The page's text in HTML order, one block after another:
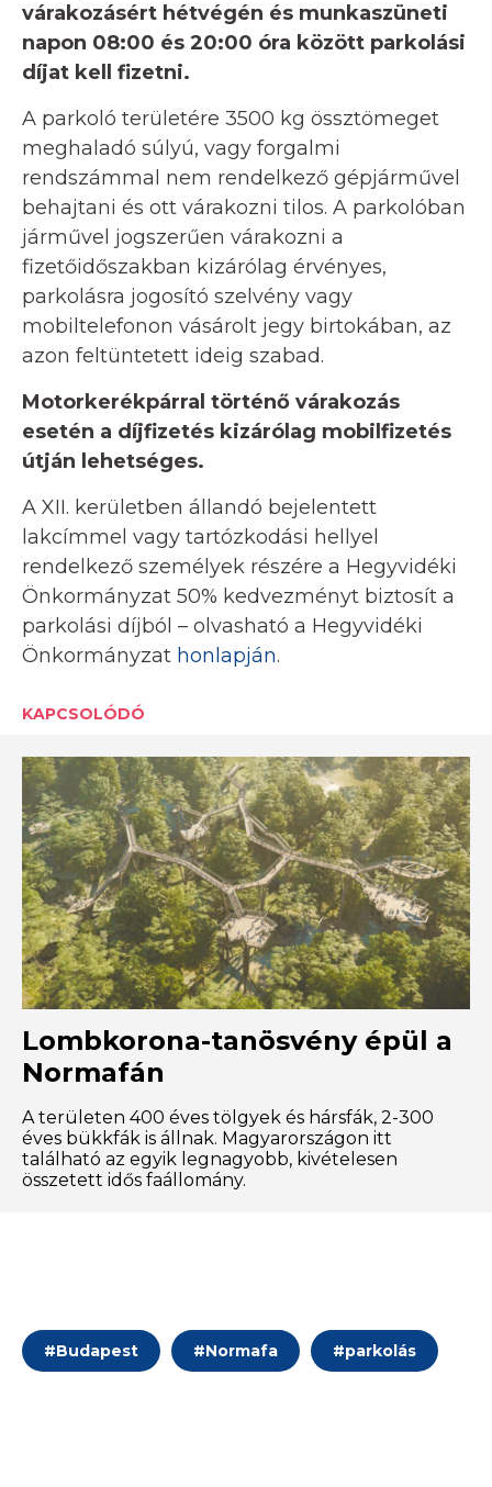
várakozásért hétvégén és munkaszüneti
napon 08:00 és 20:00 óra között parkolási
díjat kell fizetni.
A parkoló területére 3500 kg össztömeget
meghaladó súlyú, vagy forgalmi
rendszámmal nem rendelkező gépjárművel
behajtani és ott várakozni tilos. A parkolóban
járművel jogszerűen várakozni a
fizetőidőszakban kizárólag érvényes,
parkolásra jogosító szelvény vagy
mobiltelefonon vásárolt jegy birtokában, az
azon feltüntetett ideig szabad.
Motorkerékpárral történő várakozás
esetén a díjfizetés kizárólag mobilfizetés
útján lehetséges.
A XII. kerületben állandó bejelentett
lakcímmel vagy tartózkodási hellyel
rendelkező személyek részére a Hegyvidéki
Önkormányzat 50% kedvezményt biztosít a
parkolási díjból – olvasható a Hegyvidéki
Önkormányzat honlapján.
KAPCSOLÓDÓ
Lombkorona-tanösvény épül a
Normafán
A területen 400 éves tölgyek és hársfák, 2-300
éves bükkfák is állnak. Magyarországon itt
található az egyik legnagyobb, kivételesen
összetett idős faállomány.
#Budapest #Normafa #parkolás